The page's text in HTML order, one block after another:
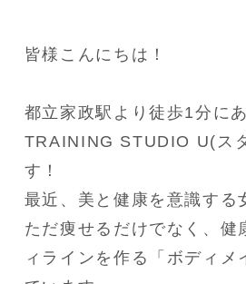
皆様こんにちは！
都立家政駅より徒歩1分に
TRAINING STUDIO U(ス
す！
最近、美と健康を意識する
ただ痩せるだけでなく、健
ィラインを作る「ボディメ